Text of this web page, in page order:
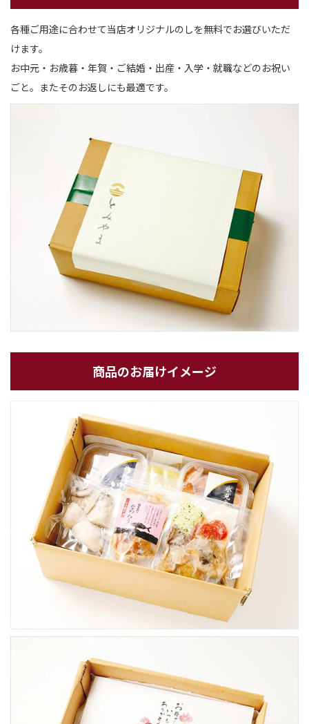
各種ご用途に合わせて当店オリジナルのしを無料でお選びいただ
けます。
お中元・お歳暮・年賀・ご結婚・出産・入学・就職などのお祝い
ごと。またそのお返しにも最適です。
商品のお届けイメージ